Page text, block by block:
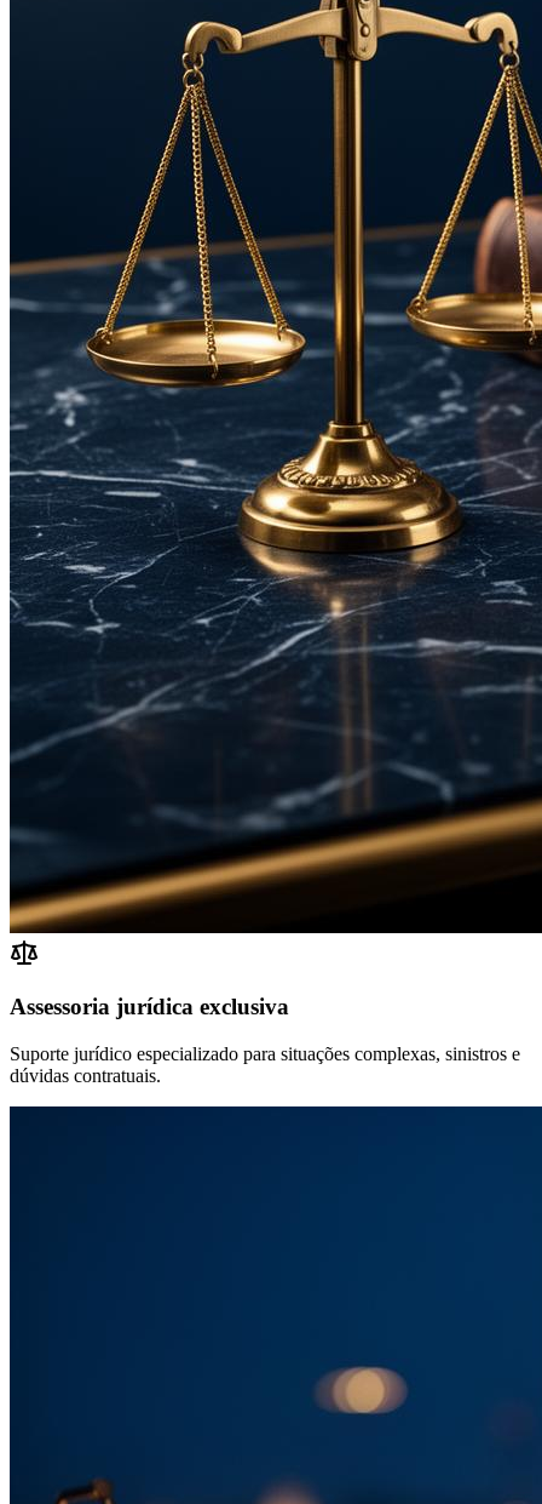
Assessoria jurídica exclusiva
Suporte jurídico especializado para situações complexas, sinistros e
dúvidas contratuais.